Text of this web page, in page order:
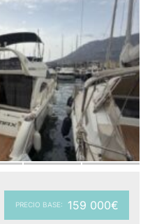
PRECIO BASE: 159 000€